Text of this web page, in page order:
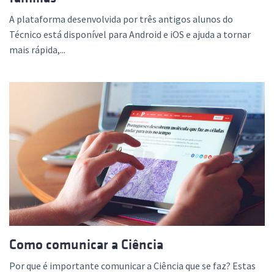
A plataforma desenvolvida por três antigos alunos do
Técnico está disponível para Android e iOS e ajuda a tornar
mais rápida,...
Como comunicar a Ciência
Por que é importante comunicar a Ciência que se faz? Estas